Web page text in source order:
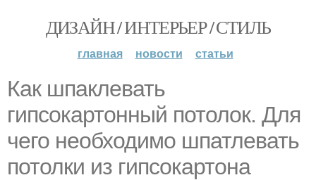
ДИЗАЙН / ИНТЕРЬЕР / СТИЛЬ
главная новости статьи
Как шпаклевать
гипсокартонный потолок. Для
чего необходимо шпатлевать
потолки из гипсокартона